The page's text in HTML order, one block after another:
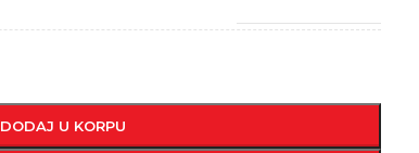
DODAJ U KORPU